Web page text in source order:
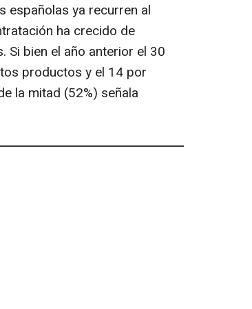
españolas ya recurren al
ha crecido de
bien el año anterior el 30
productos y el 14 por
la mitad (52%) señala